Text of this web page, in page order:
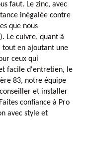
faut. Le zinc, avec
inégalée contre
que nous
Le cuivre, quant à
tout en ajoutant une
ceux qui
facile d'entretien, le
83, notre équipe
et installer
confiance à Pro
avec style et